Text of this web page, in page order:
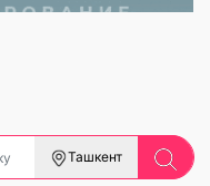
Ташкент